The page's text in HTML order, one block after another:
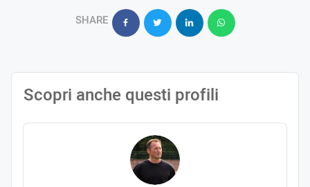
SHARE
Scopri anche questi profili